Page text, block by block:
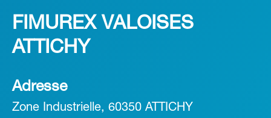
FIMUREX VALOISES
ATTICHY
Adresse
Zone Industrielle, 60350 ATTICHY